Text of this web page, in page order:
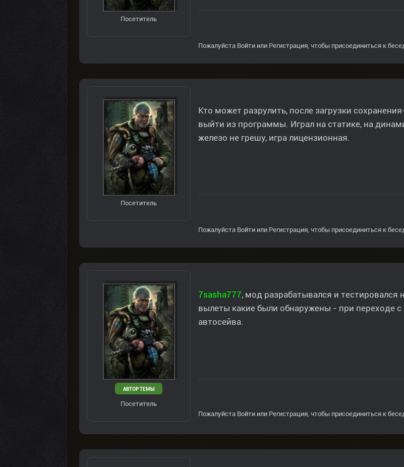
Посетитель
Пожалуйста Войти или Регистрация, чтобы присоединиться к
Посетитель
Кто может разрулить, после загрузки
выйти из программы. Играл на статике, на
железо не грешу, игра лицензионная.
Пожалуйста Войти или Регистрация, чтобы присоединиться к
АВТОР ТЕМЫ
Посетитель
7sasha777, мод разрабатывался и
вылеты какие были обнаружены - при переходе с
автосейва.
Пожалуйста Войти или Регистрация, чтобы присоединиться к